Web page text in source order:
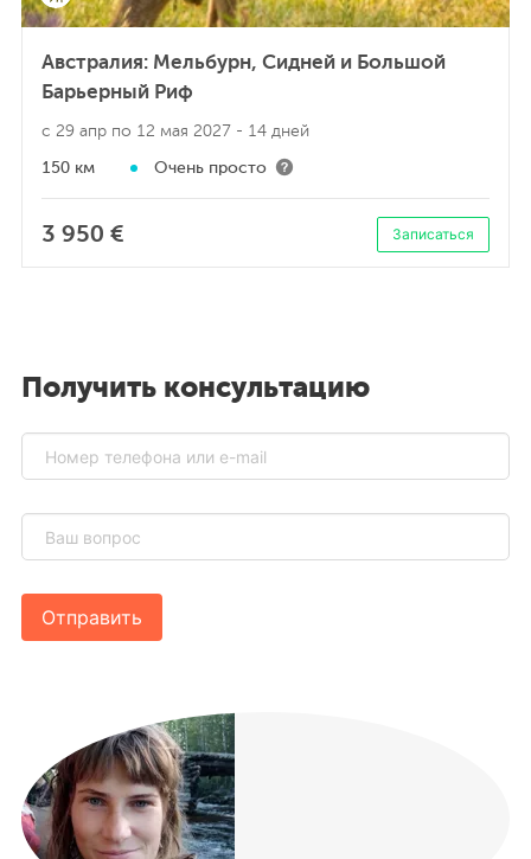
Австралия: Мельбурн, Сидней и Большой
Барьерный Риф
с 29 апр по 12 мая 2027 - 14 дней
150 км Очень просто
3 950 € Записаться
Получить консультацию
Отправить